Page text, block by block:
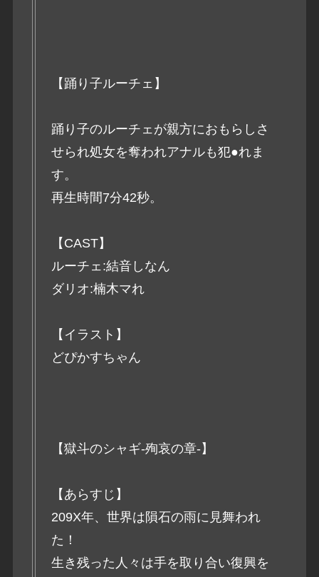
【踊り子ルーチェ】
踊り子のルーチェが親方におもらしさ
せられ処女を奪われアナルも犯●れま
す。
再生時間7分42秒。
【CAST】
ルーチェ:結音しなん
ダリオ:楠木マれ
【イラスト】
どぴかすちゃん
【獄斗のシャギ-殉哀の章-】
【あらすじ】
209X年、世界は隕石の雨に見舞われ
た！
生き残った人々は手を取り合い復興を